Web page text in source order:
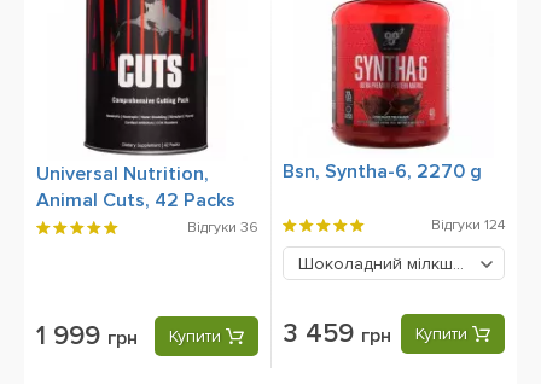
Universal Nutrition,
Animal Cuts, 42 Packs
Відгуки 36
1 999 грн Купити
Bsn, Syntha-6, 2270 g
Відгуки 124
Шоколадний мілкшейк 3459
3 459 грн Купити